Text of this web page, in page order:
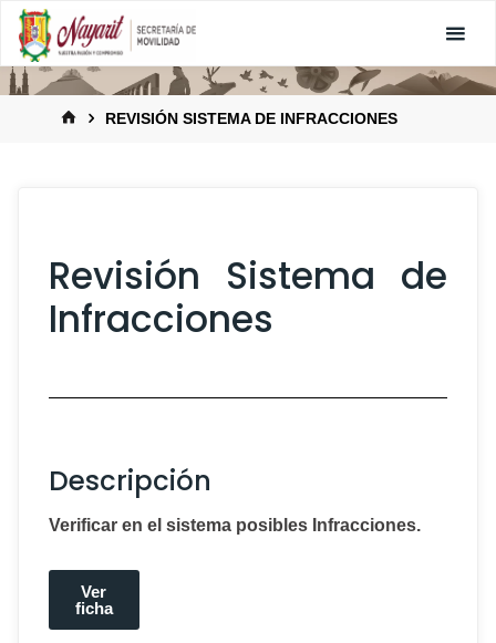
REVISIÓN SISTEMA DE INFRACCIONES
Revisión Sistema de
Infracciones
Descripción
Verificar en el sistema posibles Infracciones.
Ver
ficha